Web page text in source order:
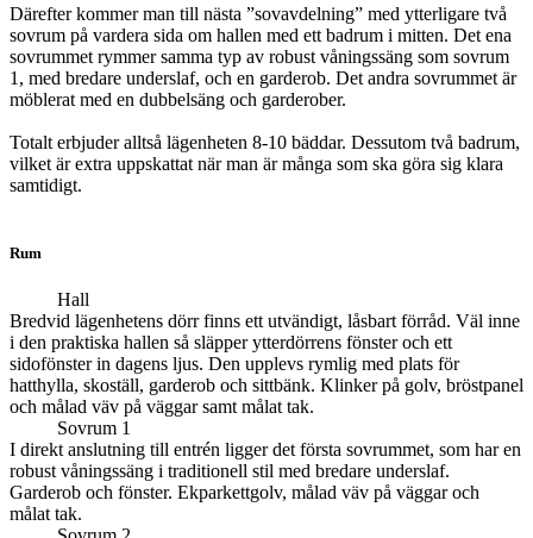
Därefter kommer man till nästa ”sovavdelning” med ytterligare två
sovrum på vardera sida om hallen med ett badrum i mitten. Det ena
sovrummet rymmer samma typ av robust våningssäng som sovrum
1, med bredare underslaf, och en garderob. Det andra sovrummet är
möblerat med en dubbelsäng och garderober.
Totalt erbjuder alltså lägenheten 8-10 bäddar. Dessutom två badrum,
vilket är extra uppskattat när man är många som ska göra sig klara
samtidigt.
Rum
Hall
Bredvid lägenhetens dörr finns ett utvändigt, låsbart förråd. Väl inne
i den praktiska hallen så släpper ytterdörrens fönster och ett
sidofönster in dagens ljus. Den upplevs rymlig med plats för
hatthylla, skoställ, garderob och sittbänk. Klinker på golv, bröstpanel
och målad väv på väggar samt målat tak.
Sovrum 1
I direkt anslutning till entrén ligger det första sovrummet, som har en
robust våningssäng i traditionell stil med bredare underslaf.
Garderob och fönster. Ekparkettgolv, målad väv på väggar och
målat tak.